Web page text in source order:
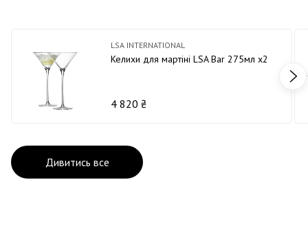
LSA INTERNATIONAL
Келихи для мартіні LSA Bar 275мл х2
4 820 ₴
Дивитись все